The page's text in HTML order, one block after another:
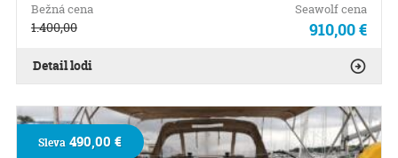
Bežná cena
1.400,00
Seawolf cena
910,00 €
Detail lodi
Sleva490,00 €